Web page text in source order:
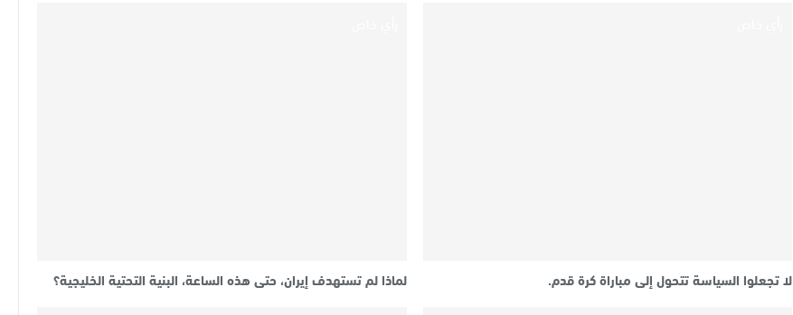
لا تجعلوا السياسة تتحول إلى مباراة كرة قدم.
لماذا لم تستهدف إيران، حتى هذه الساعة، البنية التحتية الخليجية؟